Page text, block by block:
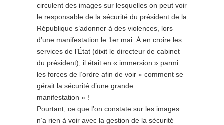
circulent des images sur lesquelles on peut voir
le responsable de la sécurité du président de la
République s’adonner à des violences, lors
d’une manifestation le 1er mai. À en croire les
services de l’État (dixit le directeur de cabinet
du président), il était en « immersion » parmi
les forces de l’ordre afin de voir « comment se
gérait la sécurité d’une grande
manifestation » !
Pourtant, ce que l’on constate sur les images
n’a rien à voir avec la gestion de la sécurité